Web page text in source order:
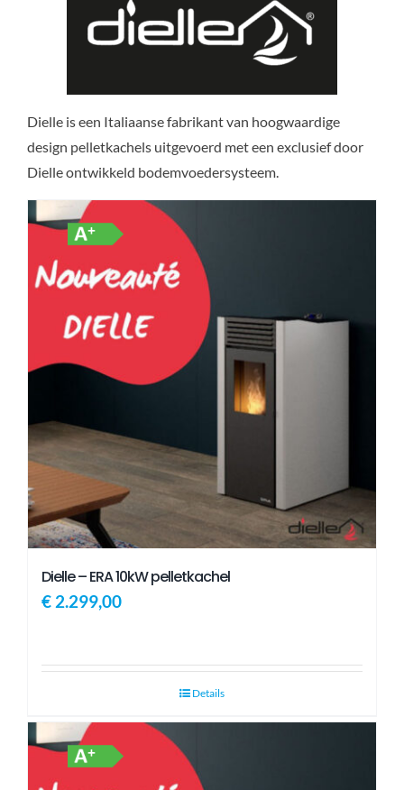
Dielle is een Italiaanse fabrikant van hoogwaardige
design pelletkachels uitgevoerd met een exclusief door
Dielle ontwikkeld bodemvoedersysteem.
Dielle – ERA 10kW pelletkachel
€ 2.299,00
Details